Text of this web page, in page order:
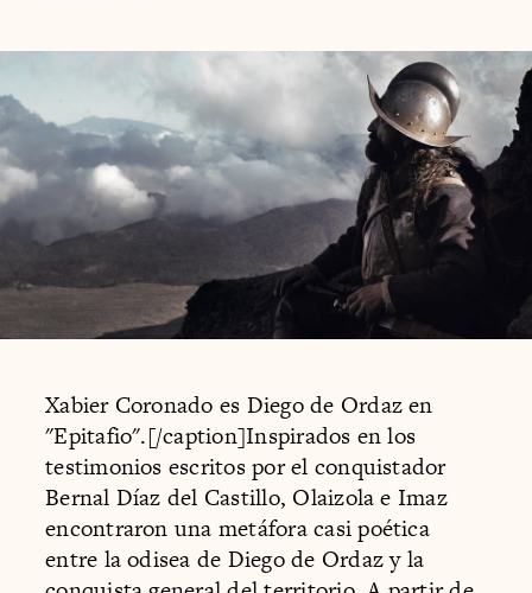
Xabier Coronado es Diego de Ordaz en
"Epitafio".[/caption]Inspirados en los
testimonios escritos por el conquistador
Bernal Díaz del Castillo, Olaizola e Imaz
encontraron una metáfora casi poética
entre la odisea de Diego de Ordaz y la